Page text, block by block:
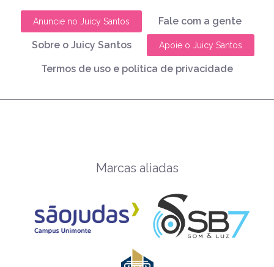
Anuncie no Juicy Santos Fale com a gente
Sobre o Juicy Santos Apoie o Juicy Santos
Termos de uso e política de privacidade
Marcas aliadas